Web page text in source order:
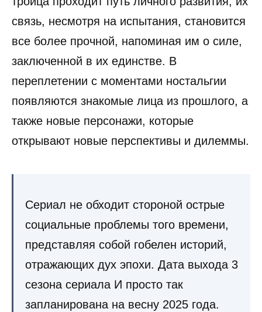
связь, несмотря на испытания, становится
все более прочной, напоминая им о силе,
заключенной в их единстве. В
переплетении с моментами ностальгии
появляются знакомые лица из прошлого, а
также новые персонажи, которые
открывают новые перспективы и дилеммы.
Сериал не обходит стороной острые
социальные проблемы того времени,
представляя собой гобелен историй,
отражающих дух эпохи. Дата выхода 3
сезона сериала И просто так
запланирована на весну 2025 года.